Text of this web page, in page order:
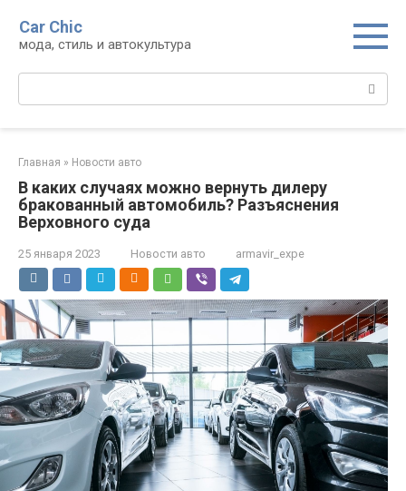
контенту
Car Chic
мода, стиль и автокультура
Поиск:
Главная » Новости авто
В каких случаях можно вернуть дилеру
бракованный автомобиль? Разъяснения
Верховного суда
25 января 2023 Новости авто armavir_expe